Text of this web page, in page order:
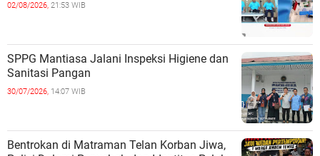
02/08/2026, 21:53 WIB
SPPG Mantiasa Jalani Inspeksi Higiene dan
Sanitasi Pangan
30/07/2026, 14:07 WIB
Bentrokan di Matraman Telan Korban Jiwa,